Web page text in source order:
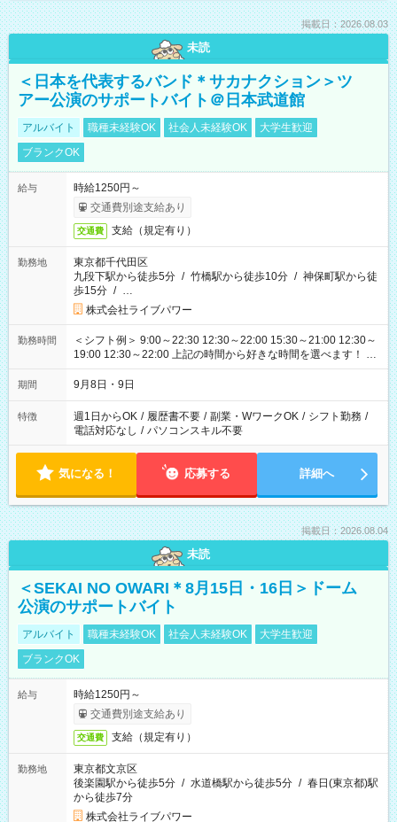
掲載日：2026.08.03
未読
＜日本を代表するバンド＊サカナクション＞ツ
アー公演のサポートバイト＠日本武道館
アルバイト 職種未経験OK 社会人未経験OK
大学生歓迎
ブランクOK
給与
時給1250円～
交通費別途支給あり
交通費 支給（規定有り）
勤務地
東京都千代田区
九段下駅から徒歩5分 / 竹橋駅から徒歩10分 / 神保町駅から徒
歩15分 / …
株式会社ライブパワー
勤務時間
＜シフト例＞ 9:00～22:30 12:30～22:00 15:30～21:00 12:30～
19:00 12:30～22:00 上記の時間から好きな時間を選べます！ ※
時間は変更となる可能性があります
期間 9月8日・9日
特徴 週1日からOK / 履歴書不要 / 副業・WワークOK / シフト勤務 /
電話対応なし / パソコンスキル不要
気になる！ 応募する 詳細へ
掲載日：2026.08.04
未読
＜SEKAI NO OWARI＊8月15日・16日＞ドーム
公演のサポートバイト
アルバイト 職種未経験OK 社会人未経験OK
大学生歓迎
ブランクOK
給与
時給1250円～
交通費別途支給あり
交通費 支給（規定有り）
勤務地
東京都文京区
後楽園駅から徒歩5分 / 水道橋駅から徒歩5分 / 春日(東京都)駅
から徒歩7分
株式会社ライブパワー